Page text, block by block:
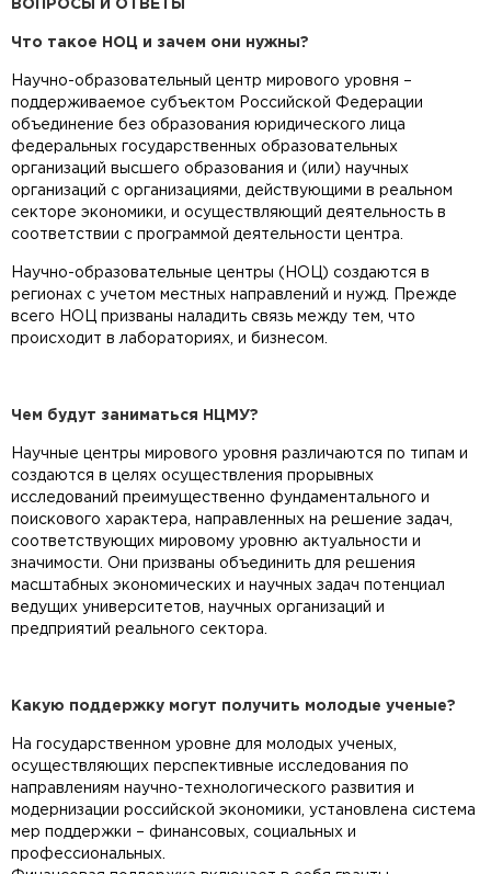
ВОПРОСЫ И ОТВЕТЫ
Что такое НОЦ и зачем они нужны?
Научно-образовательный центр мирового уровня –
поддерживаемое субъектом Российской Федерации
объединение без образования юридического лица
федеральных государственных образовательных
организаций высшего образования и (или) научных
организаций с организациями, действующими в реальном
секторе экономики, и осуществляющий деятельность в
соответствии с программой деятельности центра.
Научно-образовательные центры (НОЦ) создаются в
регионах с учетом местных направлений и нужд. Прежде
всего НОЦ призваны наладить связь между тем, что
происходит в лабораториях, и бизнесом.
Чем будут заниматься НЦМУ?
Научные центры мирового уровня различаются по типам и
создаются в целях осуществления прорывных
исследований преимущественно фундаментального и
поискового характера, направленных на решение задач,
соответствующих мировому уровню актуальности и
значимости. Они призваны объединить для решения
масштабных экономических и научных задач потенциал
ведущих университетов, научных организаций и
предприятий реального сектора.
Какую поддержку могут получить молодые ученые?
На государственном уровне для молодых ученых,
осуществляющих перспективные исследования по
направлениям научно-технологического развития и
модернизации российской экономики, установлена система
мер поддержки – финансовых, социальных и
профессиональных.